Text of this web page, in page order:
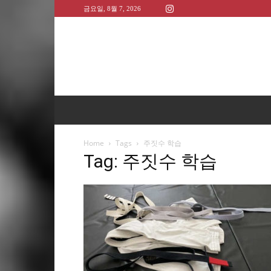
금요일, 8월 7, 2026
Home Tags 주짓수 학습
Tag: 주짓수 학습